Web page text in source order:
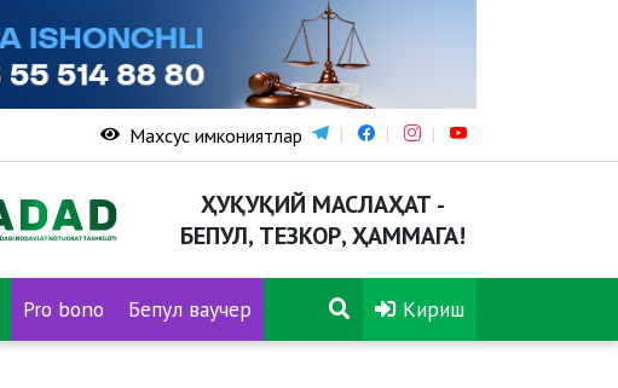
Махсус имкониятлар
ҲУҚУҚИЙ МАСЛАҲАТ -
БЕПУЛ, ТЕЗКОР, ҲАММАГА!
Pro bono Бепул ваучер Кириш